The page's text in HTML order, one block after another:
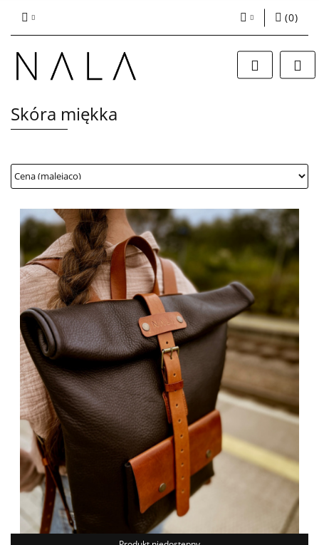
Zaloguj się
Zarejestruj się
(0)
Skóra miękka